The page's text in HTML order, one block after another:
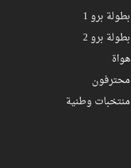
بطولة برو 1
بطولة برو 2
هواة
محترفون
منتخبات وطنية